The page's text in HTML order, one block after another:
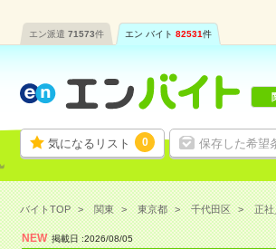
エン派遣 71573件 エン バイト 82531件
気になるリスト 0 保存した希望
バイトTOP 関東 東京都 千代田区 正社
NEW 掲載日 :2026/08/05